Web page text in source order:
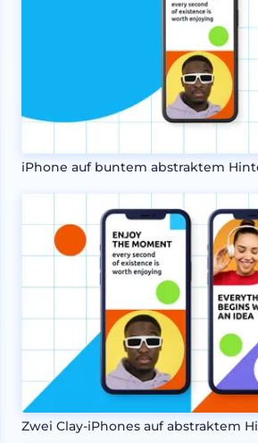
iPhone auf buntem abstraktem
Zwei Clay-iPhones auf abstraktem